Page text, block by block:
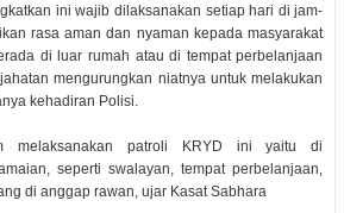
ini wajib dilaksanakan setiap hari di jam-
rasa aman dan nyaman kepada masyarakat
di luar rumah atau di tempat perbelanjaan
mengurungkan niatnya untuk melakukan
kehadiran Polisi.
melaksanakan patroli KRYD ini yaitu di
seperti swalayan, tempat perbelanjaan,
di anggap rawan, ujar Kasat Sabhara